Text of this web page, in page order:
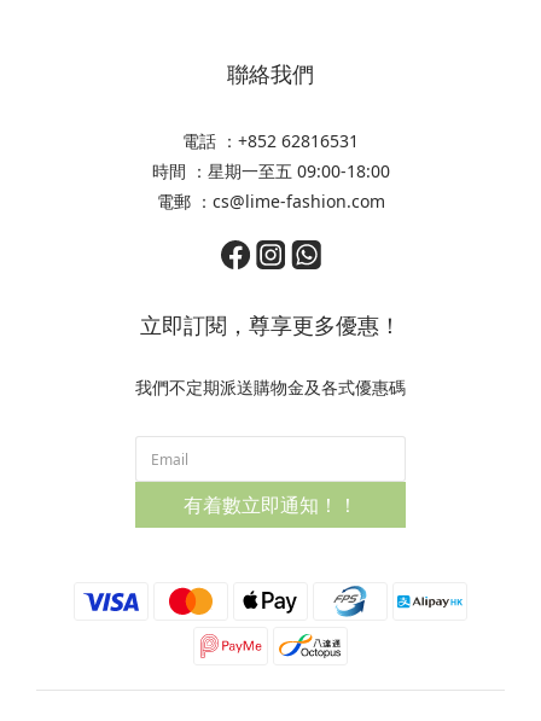
聯絡我們
電話 ：+852 62816531
時間 ：星期一至五 09:00-18:00
電郵 ：cs@lime-fashion.com
立即訂閱，尊享更多優惠！
我們不定期派送購物金及各式優惠碼
有着數立即通知！！